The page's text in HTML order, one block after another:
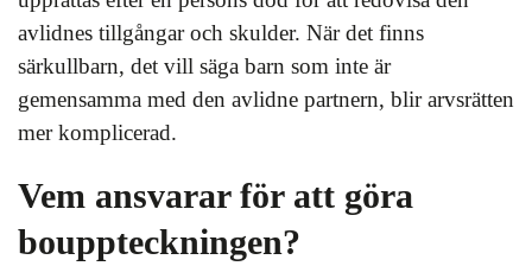
avlidnes tillgångar och skulder. När det finns
särkullbarn, det vill säga barn som inte är
gemensamma med den avlidne partnern, blir arvsrätten
mer komplicerad.
Vem ansvarar för att göra
bouppteckningen?